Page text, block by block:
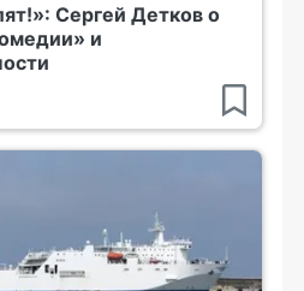
Сергей Детков о
и